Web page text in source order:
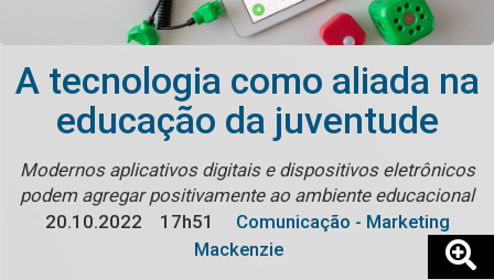
A tecnologia como aliada na
educação da juventude
Modernos aplicativos digitais e dispositivos eletrônicos
podem agregar positivamente ao ambiente educacional
20.10.2022
17h51
Comunicação - Marketing
Mackenzie